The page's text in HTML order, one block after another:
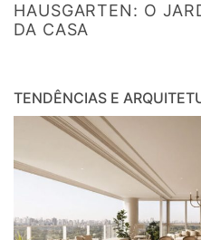
HAUSGARTEN: O
DA CASA
TENDÊNCIAS E